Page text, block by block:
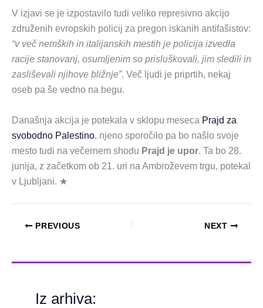
V izjavi se je izpostavilo tudi veliko represivno akcijo
združenih evropskih policij za pregon iskanih antifašistov:
“v več nemških in italijanskih mestih je policija izvedla
racije stanovanj, osumljenim so prisluškovali, jim sledili in
zasliševali njihove bližnje”. Več ljudi je priprtih, nekaj
oseb pa še vedno na begu.
Današnja akcija je potekala v sklopu meseca Prajd za
svobodno Palestino, njeno sporočilo pa bo našlo svoje
mesto tudi na večernem shodu Prajd je upor. Ta bo 28.
junija, z začetkom ob 21. uri na Ambroževem trgu, potekal
v Ljubljani. ★
PREVIOUS NEXT
Iz arhiva: